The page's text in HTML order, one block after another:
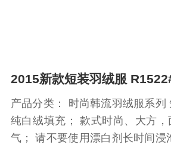
2015新款短装羽绒服
产品分类： 时尚韩流羽绒服系列
纯白绒填充； 款式时尚、大方
气； 请不要使用漂白剂长时间浸